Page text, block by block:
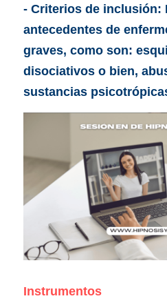
- Criterios de inclusión:
antecedentes de
graves, como son:
disociativos o bien,
sustancias
Instrumentos